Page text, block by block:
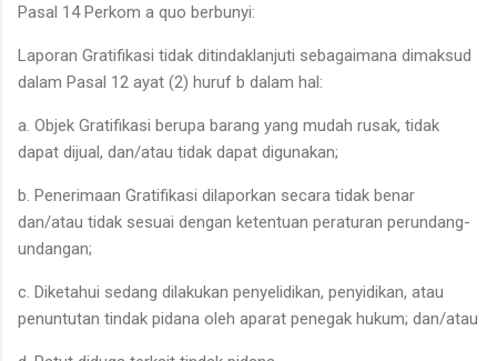
Pasal 14 Perkom a quo berbunyi:
Laporan Gratifikasi tidak ditindaklanjuti sebagaimana dimaksud
dalam Pasal 12 ayat (2) huruf b dalam hal:
a. Objek Gratifikasi berupa barang yang mudah rusak, tidak
dapat dijual, dan/atau tidak dapat digunakan;
b. Penerimaan Gratifikasi dilaporkan secara tidak benar
dan/atau tidak sesuai dengan ketentuan peraturan perundang-
undangan;
c. Diketahui sedang dilakukan penyelidikan, penyidikan, atau
penuntutan tindak pidana oleh aparat penegak hukum; dan/atau